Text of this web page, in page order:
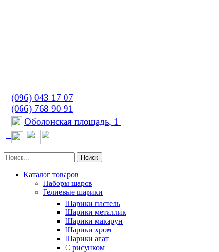
(096) 043 17 07
(066) 768 90 91
Оболонская площадь, 1
Поиск
Каталог товаров
Наборы шаров
Гелиевые шарики
Шарики пастель
Шарики металлик
Шарики макарун
Шарики хром
Шарики агат
С рисунком